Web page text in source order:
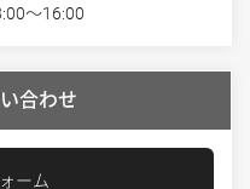
～16:00
合わせ
ーム